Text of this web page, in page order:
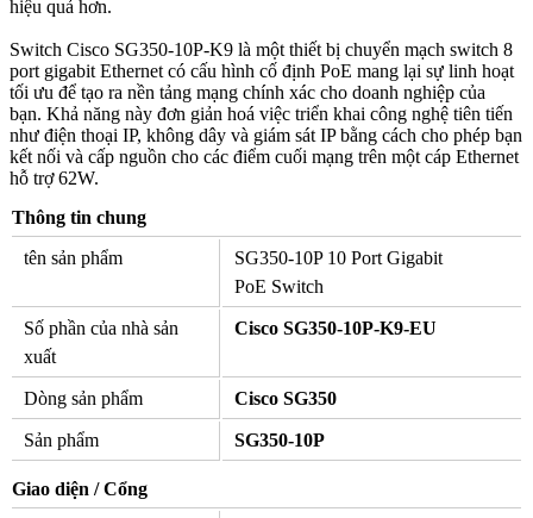
hiệu quả hơn.
Switch Cisco SG350-10P-K9 là một thiết bị chuyển mạch switch 8
port gigabit Ethernet có cấu hình cố định PoE mang lại sự linh hoạt
tối ưu để tạo ra nền tảng mạng chính xác cho doanh nghiệp của
bạn. Khả năng này đơn giản hoá việc triển khai công nghệ tiên tiến
như điện thoại IP, không dây và giám sát IP bằng cách cho phép bạn
kết nối và cấp nguồn cho các điểm cuối mạng trên một cáp Ethernet
hỗ trợ 62W.
Thông tin chung
tên sản phẩm
SG350-10P 10 Port Gigabit
PoE Switch
Số phần của nhà sản
xuất
Cisco SG350-10P-K9-EU
Dòng sản phẩm Cisco SG350
Sản phẩm SG350-10P
Giao diện / Cổng